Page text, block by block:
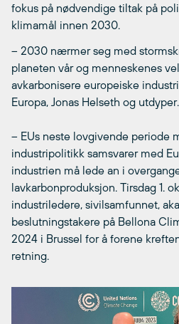
fokus på nødvendige tiltak på
klimamål innen 2030.
– 2030 nærmer seg med
planeten vår og menneskenes
avkarbonisere europeiske
Europa, Jonas Helseth og utdyper.
– EUs neste lovgivende periode
industripolitikk samsvarer med
industrien må lede an i
lavkarbonproduksjon. Tirsdag 1.
industriledere, sivilsamfunnet,
beslutningstakere på Bellona
2024 i Brussel for å forene
retning.